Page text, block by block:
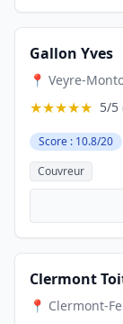
Gallon Yves
📍 Veyre-
★★★★★ 5/5
Score : 10.8/20
Couvreur
Clermont
📍 Clermont-